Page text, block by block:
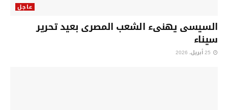
عاجل
السيسى يهنىء الشعب المصرى بعيد تحرير
سيناء